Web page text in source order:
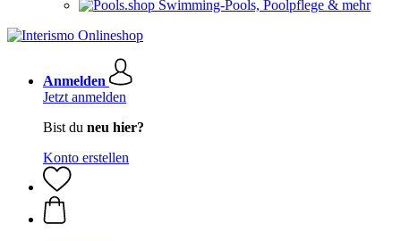
Swimming-Pools, Poolpflege & mehr
Anmelden
Jetzt anmelden
Bist du neu hier?
Konto erstellen